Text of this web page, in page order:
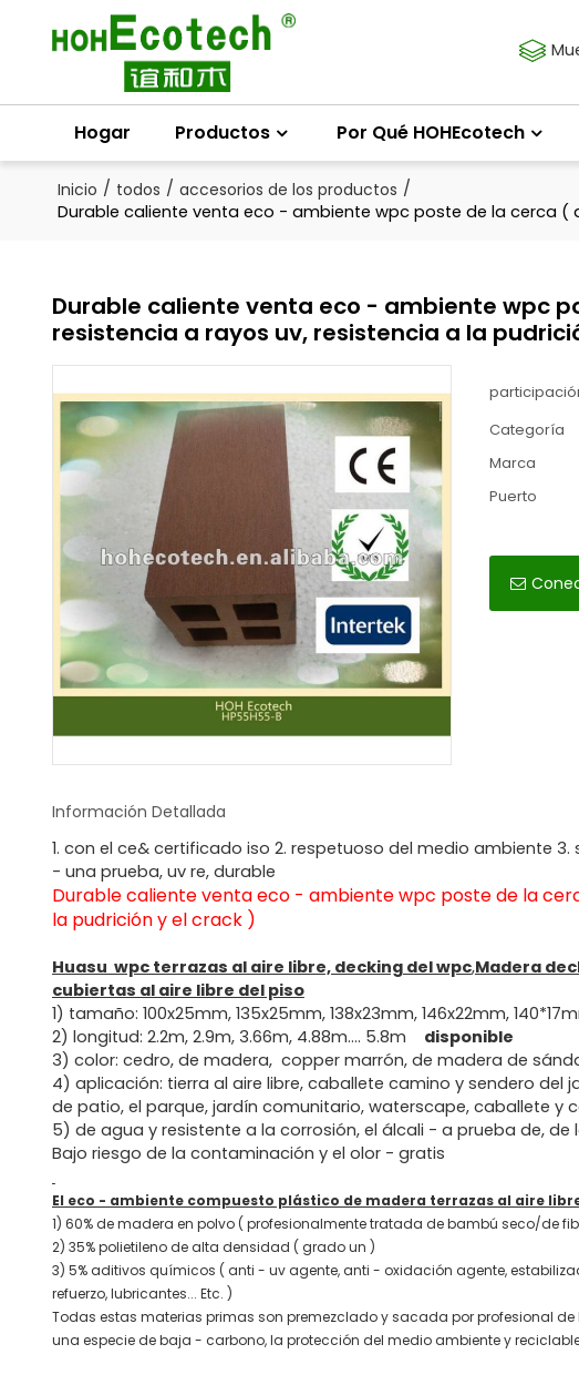
Hogar Productos Por Qué HOHEcotech
Inicio / todos / accesorios de los productos /
Durable caliente venta eco - ambiente wpc poste de la cerca (
Durable caliente venta eco - ambiente wpc
resistencia a rayos uv, resistencia a la
Categoría
Marca
Puerto
Información Detallada
1. con el ce& certificado iso 2. respetuoso del medio ambiente
- una prueba, uv re, durable
Durable caliente venta eco - ambiente wpc poste de la
la pudrición y el crack )
Huasu wpc terrazas al aire libre, decking del wpc,Madera
cubiertas al aire libre del piso
1) tamaño: 100x25mm, 135x25mm, 138x23mm, 146x22mm,
2) longitud: 2.2m, 2.9m, 3.66m, 4.88m.... 5.8m disponible
3) color: cedro, de madera, copper marrón, de madera de
4) aplicación: tierra al aire libre, caballete camino y sendero
de patio, el parque, jardín comunitario, waterscape, caballete y
5) de agua y resistente a la corrosión, el álcali - a prueba de,
Bajo riesgo de la contaminación y el olor - gratis
El eco - ambiente compuesto plástico de madera terrazas al aire
1) 60% de madera en polvo ( profesionalmente tratada de bambú seco/de
2) 35% polietileno de alta densidad ( grado un )
3) 5% aditivos químicos ( anti - uv agente, anti - oxidación agente,
refuerzo, lubricantes... Etc. )
Todas estas materias primas son premezclado y sacada por profesional
una especie de baja - carbono, la protección del medio ambiente y